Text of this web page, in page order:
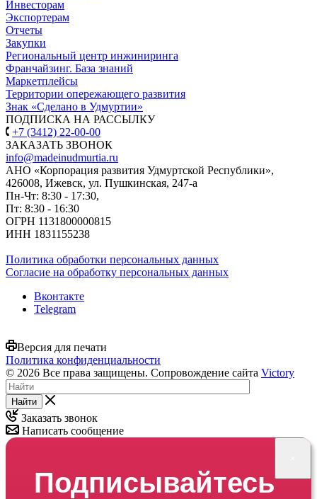
Инвесторам
Экспортерам
Отчеты
Закупки
Региональный центр инжиниринга
Франчайзинг. База знаний
Маркетплейсы
Территории опережающего развития
Знак «Сделано в Удмуртии»
ПОДПИСКА НА РАССЫЛКУ
+7 (3412) 22-00-00
ЗАКАЗАТЬ ЗВОНОК
info@madeinudmurtia.ru
АНО «Корпорация развития Удмуртской Республики»,
426008, Ижевск, ул. Пушкинская, 247-а
Пн-Чт: 8:30 - 17:30,
Пт: 8:30 - 16:30
ОГРН 1131800000815
ИНН 1831155238
Политика обработки персональных данных
Согласие на обработку персональных данных
Вконтакте
Telegram
Версия для печати
Политика конфиденциальности
© 2026 Все права защищены. Сопровождение сайта Victory
Найти
Заказать звонок
Написать сообщение
Подписывайтесь